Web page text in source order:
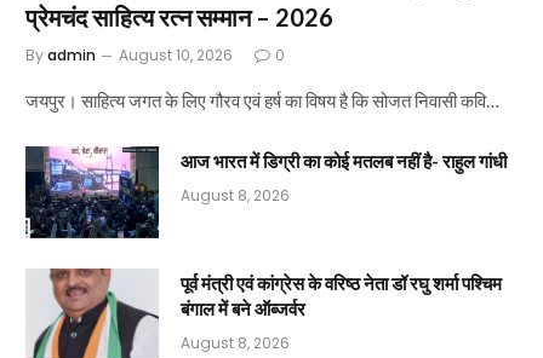
प्रेमचंद साहित्य रत्न सम्मान – 2026
Byadmin August 10, 2026 0
जयपुर। साहित्य जगत के लिए गौरव एवं हर्ष का विषय है कि सोजत निवासी कवि…
आज भारत में डिग्री का कोई मतलब नहीं है- राहुल गांधी
August 8, 2026
पूर्व मंत्री एवं कांग्रेस के वरिष्ठ नेता डॉ रघु शर्मा पश्चिम
बंगाल में बने ऑब्जर्वर
August 8, 2026